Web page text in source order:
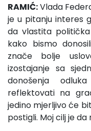
RAMIĆ:Vlada
je u pitanju interes
da vlastita
kako bismo
znače bolje
izostajanje sa
donošenja
reflektovati na
jedino mjerljivo će
postigli. Moj cilj je da